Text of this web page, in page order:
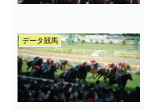
データ競馬